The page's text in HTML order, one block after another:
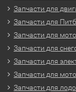
Запчасти для
Запчасти для
Запчасти для
Запчасти для
Запчасти для
Запчасти для
Запчасти для